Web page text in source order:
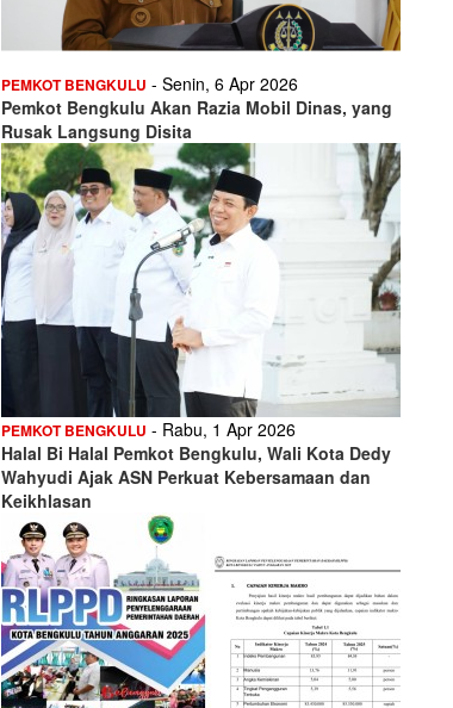
PEMKOT BENGKULU - Senin, 6 Apr 2026
Pemkot Bengkulu Akan Razia Mobil Dinas, yang
Rusak Langsung Disita
PEMKOT BENGKULU - Rabu, 1 Apr 2026
Halal Bi Halal Pemkot Bengkulu, Wali Kota Dedy
Wahyudi Ajak ASN Perkuat Kebersamaan dan
Keikhlasan